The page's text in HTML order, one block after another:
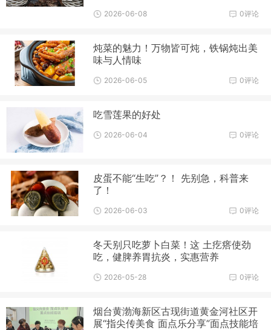
0评论
2026-06-08
炖菜的魅力！万物皆可炖，铁锅炖出美
味与人情味
0评论
2026-06-05
吃雪莲果的好处
0评论
2026-06-04
皮蛋不能“生吃”？！ 先别急，科普来
了！
0评论
2026-06-03
冬天别只吃萝卜白菜！这 土疙瘩使劲
吃，健脾养胃抗炎，实惠营养
0评论
2026-05-28
烟台黄渤海新区古现街道黄金河社区开
展“指尖传美食 面点乐分享”面点技能培